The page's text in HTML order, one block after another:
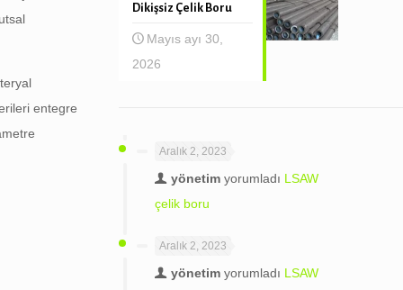
entegre
Dikişsiz Çelik Boru
Mayıs ayı 30,
2026
Aralık 2, 2023
yönetimyorumladı LSAW
çelik boru
Aralık 2, 2023
yönetimyorumladı LSAW